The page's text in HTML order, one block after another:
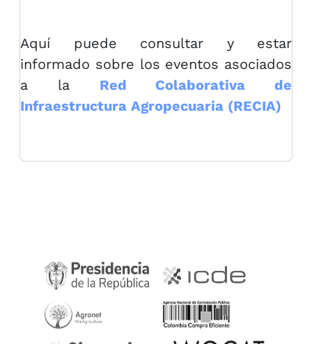
Aquí puede consultar y estar
informado sobre los eventos asociados
a la Red Colaborativa de
Infraestructura Agropecuaria (RECIA)